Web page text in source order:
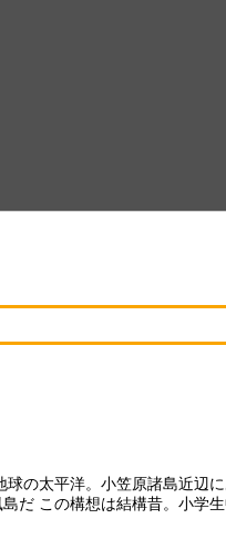
の太平洋。小笠原諸島近辺
だ この構想は結構昔。小学